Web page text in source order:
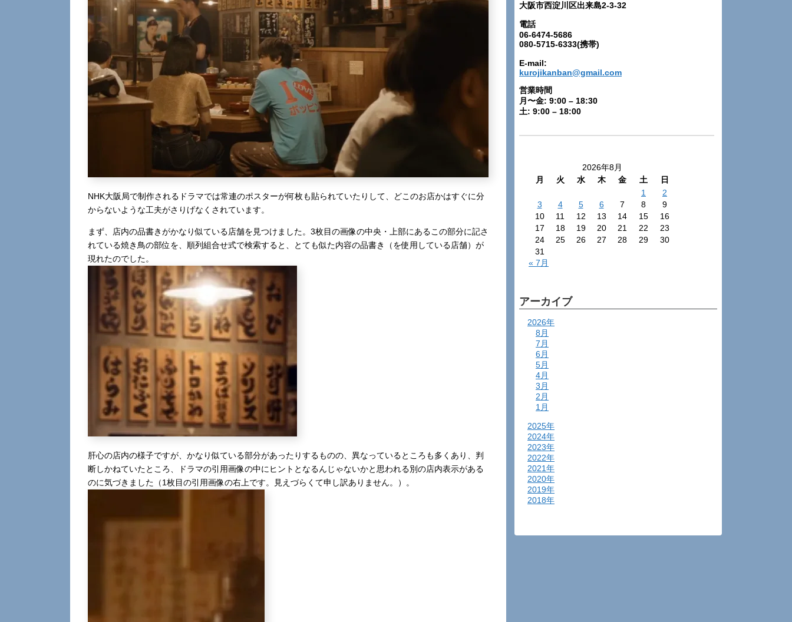
NHK大阪局で制作されるドラマでは常連のポスターが何枚も貼られていたりして、どこのお店かはすぐに分
からないような工夫がさりげなくされています。
まず、店内の品書きがかなり似ている店舗を見つけました。3枚目の画像の中央・上部にあるこの部分に記さ
れている焼き鳥の部位を、順列組合せ式で検索すると、とても似た内容の品書き（を使用している店舗）が
現れたのでした。
肝心の店内の様子ですが、かなり似ている部分があったりするものの、異なっているところも多くあり、判
断しかねていたところ、ドラマの引用画像の中にヒントとなるんじゃないかと思われる別の店内表示がある
のに気づきました（1枚目の引用画像の右上です。見えづらくて申し訳ありません。）。
大阪市西淀川区出来島2-3-32
電話
06-6474-5686
080-5715-6333(携帯)
E-mail:
kurojikanban@gmail.com
営業時間
月〜金: 9:00 – 18:30
土: 9:00 – 18:00
2026年8月
月
火 水 木 金 土
日
1
2
3
4 5 6 7 8
9
10
11 12 13 14 15
16
17
18 19 20 21 22
23
24
25 26 27 28 29
30
31
« 7月
アーカイブ
2026年
8月
7月
6月
5月
4月
3月
2月
1月
2025年
2024年
2023年
2022年
2021年
2020年
2019年
2018年